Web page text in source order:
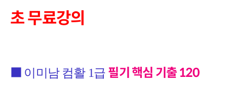
초 무료강의
■ 이미남 컴활 1급 필기 핵심 기출 120